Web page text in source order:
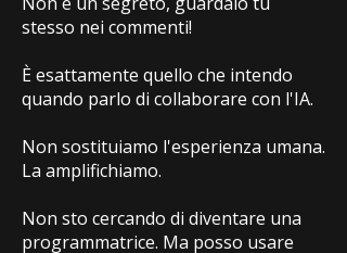
stesso nei commenti!
È esattamente quello che intendo
quando parlo di collaborare con l'IA.
Non sostituiamo l'esperienza umana.
La amplifichiamo.
Non sto cercando di diventare una
programmatrice. Ma posso usare